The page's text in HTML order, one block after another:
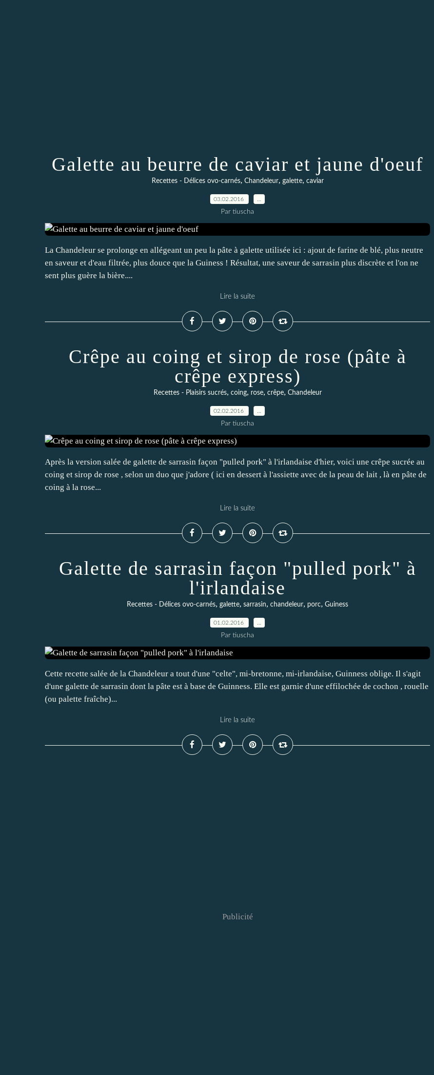
Galette au beurre de caviar et jaune d'oeuf
Recettes - Délices ovo-carnés, Chandeleur, galette, caviar
03.02.2016
Par tiuscha
La Chandeleur se prolonge en allégeant un peu la pâte à galette utilisée ici : ajout de farine de blé, plus neutre
en saveur et d'eau filtrée, plus douce que la Guiness ! Résultat, une saveur de sarrasin plus discrète et l'on ne
sent plus guère la bière....
Lire la suite
Crêpe au coing et sirop de rose (pâte à
crêpe express)
Recettes - Plaisirs sucrés, coing, rose, crêpe, Chandeleur
02.02.2016
Par tiuscha
Après la version salée de galette de sarrasin façon "pulled pork" à l'irlandaise d'hier, voici une crêpe sucrée au
coing et sirop de rose , selon un duo que j'adore ( ici en dessert à l'assiette avec de la peau de lait , là en pâte de
coing à la rose...
Lire la suite
Galette de sarrasin façon "pulled pork" à
l'irlandaise
Recettes - Délices ovo-carnés, galette, sarrasin, chandeleur, porc, Guiness
01.02.2016
Par tiuscha
Cette recette salée de la Chandeleur a tout d'une "celte", mi-bretonne, mi-irlandaise, Guinness oblige. Il s'agit
d'une galette de sarrasin dont la pâte est à base de Guinness. Elle est garnie d'une effilochée de cochon , rouelle
(ou palette fraîche)...
Lire la suite
Publicité